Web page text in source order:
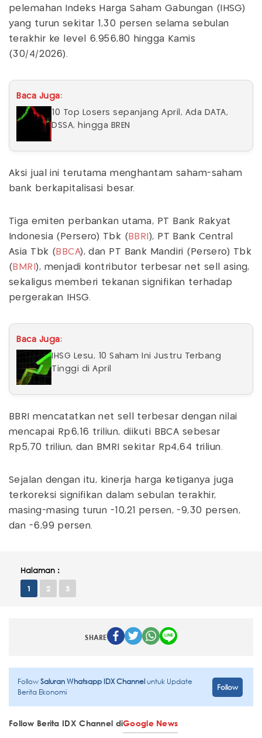
pelemahan Indeks Harga Saham Gabungan (IHSG)
yang turun sekitar 1,30 persen selama sebulan
terakhir ke level 6.956,80 hingga Kamis
(30/4/2026).
Baca Juga:
10 Top Losers sepanjang April, Ada DATA,
DSSA, hingga BREN
Aksi jual ini terutama menghantam saham-saham
bank berkapitalisasi besar.
Tiga emiten perbankan utama, PT Bank Rakyat
Indonesia (Persero) Tbk ( BBRI ), PT Bank Central
Asia Tbk ( BBCA), dan PT Bank Mandiri (Persero) Tbk
( BMRI ), menjadi kontributor terbesar net sell asing,
sekaligus memberi tekanan signifikan terhadap
pergerakan IHSG.
Baca Juga:
IHSG Lesu, 10 Saham Ini Justru Terbang
Tinggi di April
BBRI mencatatkan net sell terbesar dengan nilai
mencapai Rp6,16 triliun, diikuti BBCA sebesar
Rp5,70 triliun, dan BMRI sekitar Rp4,64 triliun.
Sejalan dengan itu, kinerja harga ketiganya juga
terkoreksi signifikan dalam sebulan terakhir,
masing-masing turun -10,21 persen, -9,30 persen,
dan -6,99 persen.
Halaman :
1 2 3
SHARE
FollowSaluran Whatsapp IDX Channeluntuk Update
Berita Ekonomi
Follow
Follow Berita IDX Channel diGoogle News